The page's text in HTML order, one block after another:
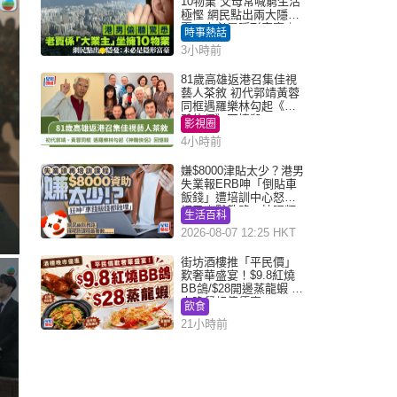
極慳 網民點出兩大隱
憂：未必是隱形富豪｜
Juicy叮
時事熱話
3小時前
81歲高雄返港召集佳視
藝人茶敘 初代郭靖黃蓉
同框遇羅樂林勾起《神
鵰俠侶》回憶殺
影視圈
4小時前
嫌$8000津貼太少？港男
失業報ERB呻「倒貼車
飯錢」遭培訓中心怒轟
網民幽默教路：揀呢類
課程唔會蝕...
生活百科
2026-08-07 12:25 HKT
街坊酒樓推「平民價」
歎奢華盛宴！$9.8紅燒
BB鴿/$28開邊蒸龍蝦 3
大晚餐超值優惠
飲食
21小時前